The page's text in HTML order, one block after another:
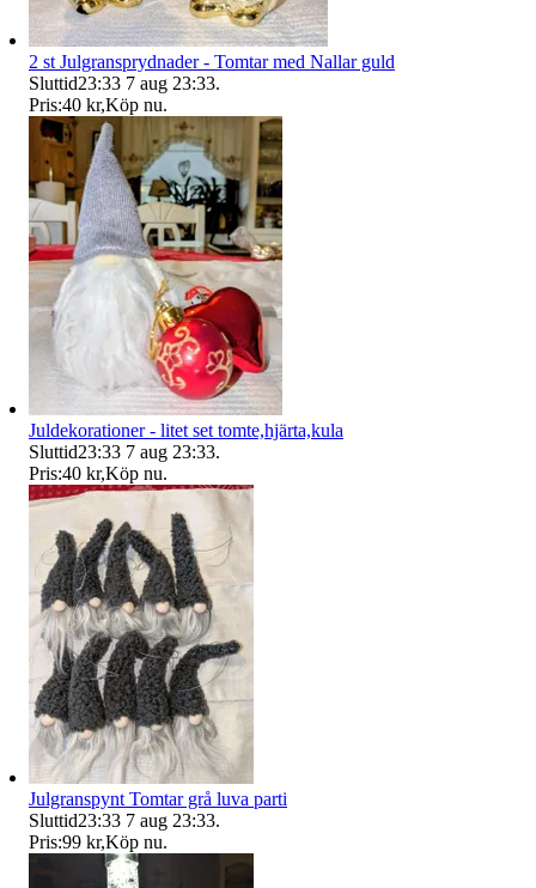
2 st Julgransprydnader - Tomtar med Nallar guld
Sluttid23:33 7 aug 23:33.
Pris:40 kr,Köp nu.
Juldekorationer - litet set tomte,hjärta,kula
Sluttid23:33 7 aug 23:33.
Pris:40 kr,Köp nu.
Julgranspynt Tomtar grå luva parti
Sluttid23:33 7 aug 23:33.
Pris:99 kr,Köp nu.